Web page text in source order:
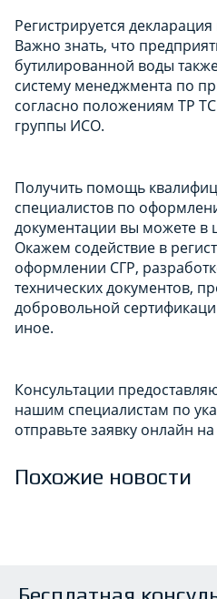
Регистрируется
Важно знать, что
бутилированной воды
систему менеджмента по
согласно положениям ТР
группы ИСО.
Получить помощь
специалистов по
документации вы можете в
Окажем содействие в
оформлении СГР,
технических документов,
добровольной
иное.
Консультации
нашим специалистам по
отправьте заявку онлайн на
Похожие новости